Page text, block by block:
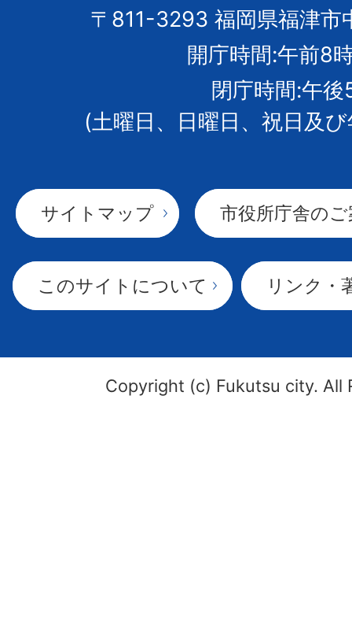
市
章
〒811-3293 福岡県福津市
開庁時間:午前8
閉庁時間:午後
(土曜日、日曜日、祝日及
サイトマップ 市役所庁舎の
このサイトについて リンク・
Copyright (c) Fukutsu city. All